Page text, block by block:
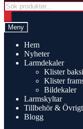
Products
search
Meny
Hem
Nyheter
Larmdekaler
Klister
Klister
Bildekaler
Larmskyltar
Tillbehör & Övrigt
Blogg